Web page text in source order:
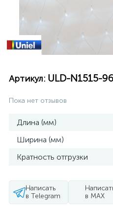
Артикул: ULD-N1515-
Пока нет отзывов
Длина (мм)
Ширина (мм)
Кратность отгрузки
Написать
в Telegram
в MAX